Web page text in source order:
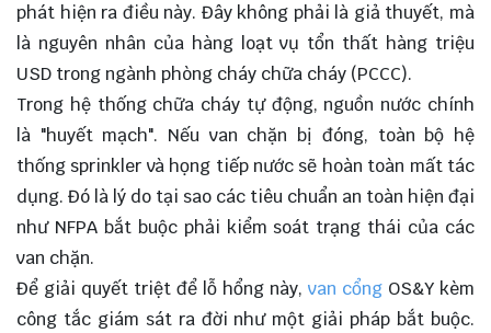
phát hiện ra điều này. Đây không phải là giả thuyết, mà
là nguyên nhân của hàng loạt vụ tổn thất hàng triệu
USD trong ngành phòng cháy chữa cháy (PCCC).
Trong hệ thống chữa cháy tự động, nguồn nước chính
là "huyết mạch". Nếu van chặn bị đóng, toàn bộ hệ
thống sprinkler và họng tiếp nước sẽ hoàn toàn mất tác
dụng. Đó là lý do tại sao các tiêu chuẩn an toàn hiện đại
như NFPA bắt buộc phải kiểm soát trạng thái của các
van chặn.
Để giải quyết triệt để lỗ hổng này, van cổng OS&Y kèm
công tắc giám sát ra đời như một giải pháp bắt buộc.